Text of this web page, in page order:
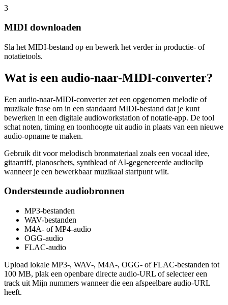
3
MIDI downloaden
Sla het MIDI-bestand op en bewerk het verder in productie- of
notatietools.
Wat is een audio-naar-MIDI-converter?
Een audio-naar-MIDI-converter zet een opgenomen melodie of
muzikale frase om in een standaard MIDI-bestand dat je kunt
bewerken in een digitale audioworkstation of notatie-app. De tool
schat noten, timing en toonhoogte uit audio in plaats van een nieuwe
audio-opname te maken.
Gebruik dit voor melodisch bronmateriaal zoals een vocaal idee,
gitaarriff, pianoschets, synthlead of AI-gegenereerde audioclip
wanneer je een bewerkbaar muzikaal startpunt wilt.
Ondersteunde audiobronnen
MP3-bestanden
WAV-bestanden
M4A- of MP4-audio
OGG-audio
FLAC-audio
Upload lokale MP3-, WAV-, M4A-, OGG- of FLAC-bestanden tot
100 MB, plak een openbare directe audio-URL of selecteer een
track uit Mijn nummers wanneer die een afspeelbare audio-URL
heeft.